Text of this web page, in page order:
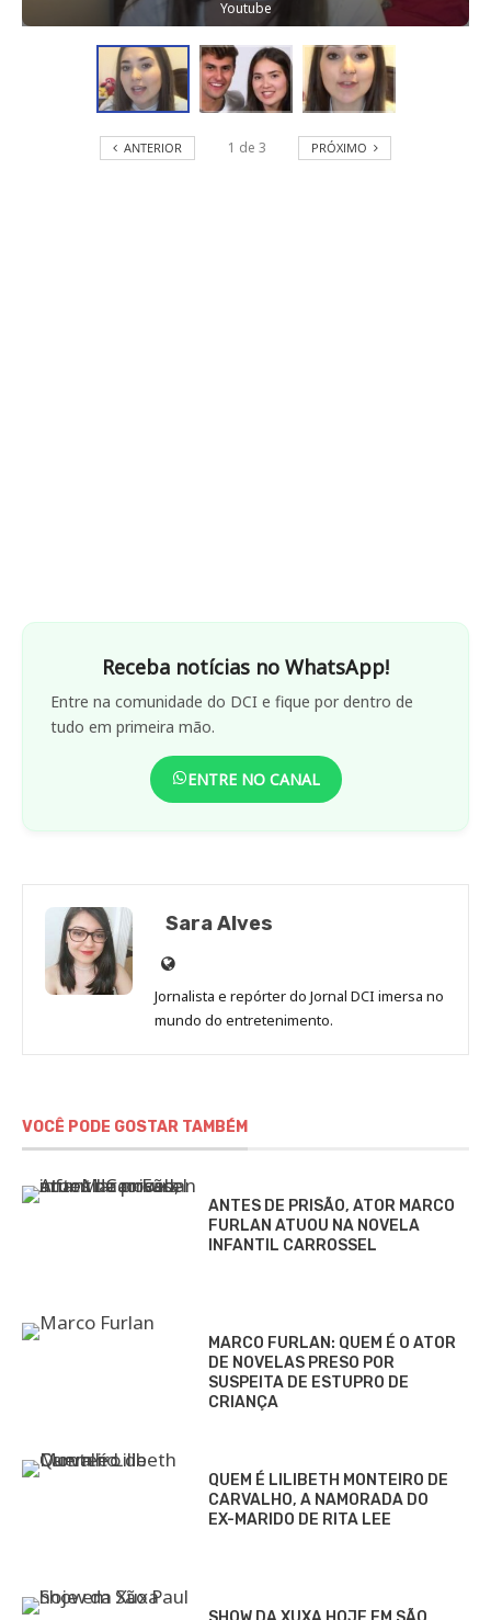
Youtube
ANTERIOR 1 de 3 PRÓXIMO
Receba notícias no WhatsApp!
Entre na comunidade do DCI e fique por dentro de
tudo em primeira mão.
ENTRE NO CANAL
Sara Alves
Site
de
Sara
Jornalista e repórter do Jornal DCI imersa no
mundo do entretenimento.
VOCÊ PODE GOSTAR TAMBÉM
ANTES DE PRISÃO, ATOR MARCO
FURLAN ATUOU NA NOVELA
INFANTIL CARROSSEL
MARCO FURLAN: QUEM É O ATOR
DE NOVELAS PRESO POR
SUSPEITA DE ESTUPRO DE
CRIANÇA
QUEM É LILIBETH MONTEIRO DE
CARVALHO, A NAMORADA DO
EX-MARIDO DE RITA LEE